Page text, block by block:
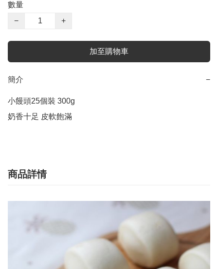
數量
−
+
加至購物車
簡介 −
小饅頭25個裝 300g
奶香十足 皮軟飽滿
商品詳情